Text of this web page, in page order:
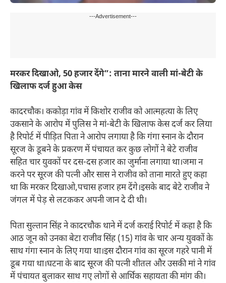
---Advertisement---
मरकर दिखाओ, 50 हजार देंगे”: ताना मारने वाली मां-बेटी के
खिलाफ दर्ज हुआ केस
कादरचौक। ककोड़ा गांव में किशोर राजीव को आत्महत्या के लिए
उकसाने के आरोप में पुलिस ने मां-बेटी के खिलाफ केस दर्ज कर लिया
है रिपोर्ट में पीड़ित पिता ने आरोप लगाया है कि गंगा स्नान के दौरान
सूरज के डूबने के प्रकरण में पंचायत कर कुछ लोगों ने बेटे राजीव
सहित चार युवकों पर दस-दस हजार का जुर्माना लगाया था।जमा न
करने पर सूरज की पत्नी और सास ने राजीव को ताना मारते हुए कहा
था कि मरकर दिखाओ,पचास हजार हम देंगे।इसके बाद बेटे राजीव ने
जंगल में पेड़ से लटककर अपनी जान दे दी थी।
पिता सुल्तान सिंह ने कादरचौक थाने में दर्ज कराई रिपोर्ट में कहा है कि
आठ जून को उनका बेटा राजीव सिंह (15) गांव के चार अन्य युवकों के
साथ गंगा स्नान के लिए गया था।इस दौरान गांव का सूरज गहरे पानी में
डूब गया था।घटना के बाद सूरज की पत्नी शीतल और उसकी मां ने गांव
में पंचायत बुलाकर साथ गए लोगों से आर्थिक सहायता की मांग की।